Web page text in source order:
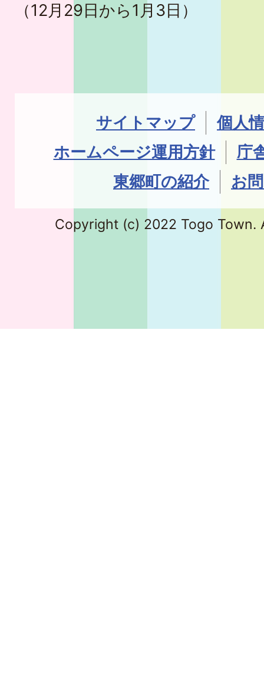
（12月29日から1月3日）
サイトマップ
個人
ホームページ運用方針
庁
東郷町の紹介
お
Copyright (c) 2022 Togo Town.